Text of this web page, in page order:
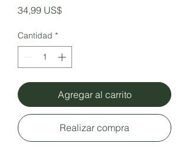
34,99 US$Precio
Cantidad *
Agregar al carrito
Realizar compra